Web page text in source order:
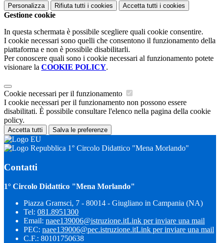
Personalizza Rifiuta tutti i cookies Accetta tutti i cookies
Gestione cookie
In questa schermata è possibile scegliere quali cookie consentire.
I cookie necessari sono quelli che consentono il funzionamento della
piattaforma e non è possibile disabilitarli.
Per conoscere quali sono i cookie necessari al funzionamento potete
visionare la COOKIE POLICY.
Cookie necessari per il funzionamento
I cookie necessari per il funzionamento non possono essere
disabilitati. È possibile consultare l'elenco nella pagina della cookie
policy.
Accetta tutti Salva le preferenze
1° Circolo Didattico "Mena Morlando"
Contatti
1° Circolo Didattico "Mena Morlando"
Piazza Gramsci, 7 - 80014 - Giugliano in Campania (NA)
Tel: 081.8951300
Email: naee139006@istruzione.itLink per inviare una mail
PEC: naee139006@pec.istruzione.itLink per inviare una mail
C.F.: 80101750638